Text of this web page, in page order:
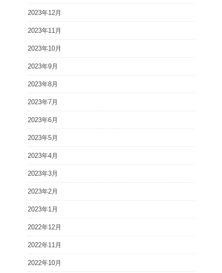
2023年12月
2023年11月
2023年10月
2023年9月
2023年8月
2023年7月
2023年6月
2023年5月
2023年4月
2023年3月
2023年2月
2023年1月
2022年12月
2022年11月
2022年10月